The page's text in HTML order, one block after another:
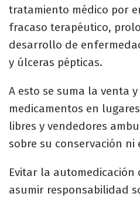
tratamiento médico por
fracaso terapéutico,
desarrollo de
y úlceras pépticas.
A esto se suma la venta
medicamentos en
libres y vendedores
sobre su conservación ni
Evitar la automedicación
asumir responsabilidad